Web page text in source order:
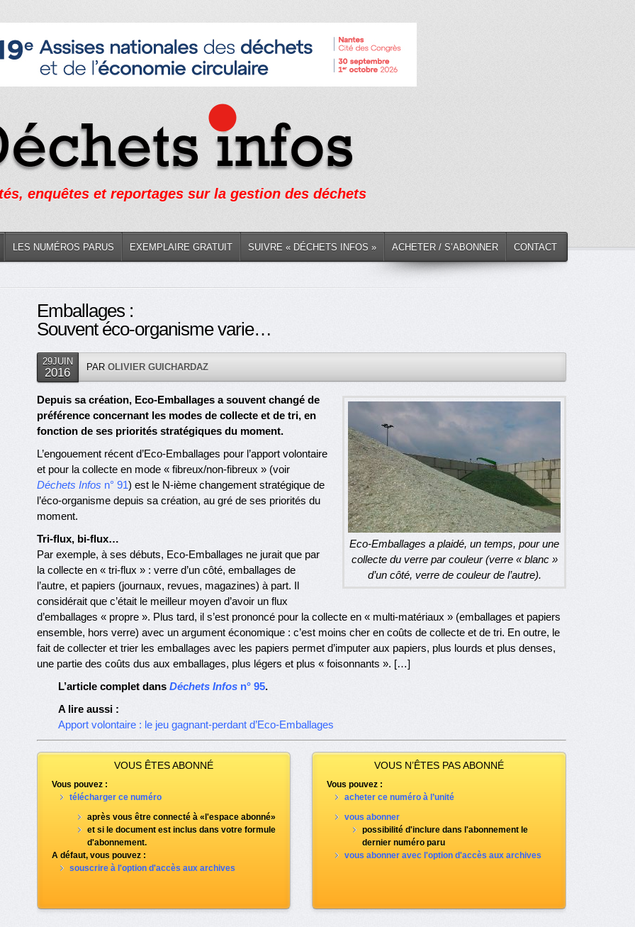
enquêtes et reportages sur la gestion des déchets
LES NUMÉROS PARUS EXEMPLAIRE GRATUIT SUIVRE « DÉCHETS INFOS » ACHETER / S’ABONNER CONTACT
Emballages :
Souvent éco-organisme varie…
29JUIN
2016 PAR OLIVIER GUICHARDAZ
Eco-Emballages a plaidé, un temps, pour une
collecte du verre par couleur (verre « blanc »
d’un côté, verre de couleur de l’autre).
Depuis sa création, Eco-Emballages a souvent changé de
préférence concernant les modes de collecte et de tri, en
fonction de ses priorités stratégiques du moment.
L’engouement récent d’Eco-Emballages pour l’apport volontaire
et pour la collecte en mode « fibreux/non-fibreux » (voir
Déchets Infos n° 91) est le N-ième changement stratégique de
l’éco-organisme depuis sa création, au gré de ses priorités du
moment.
Tri-flux, bi-flux…
Par exemple, à ses débuts, Eco-Emballages ne jurait que par
la collecte en « tri-flux » : verre d’un côté, emballages de
l’autre, et papiers (journaux, revues, magazines) à part. Il
considérait que c’était le meilleur moyen d’avoir un flux
d’emballages « propre ». Plus tard, il s’est prononcé pour la collecte en « multi-matériaux » (emballages et papiers
ensemble, hors verre) avec un argument économique : c’est moins cher en coûts de collecte et de tri. En outre, le
fait de collecter et trier les emballages avec les papiers permet d’imputer aux papiers, plus lourds et plus denses,
une partie des coûts dus aux emballages, plus légers et plus « foisonnants ». […]
L’article complet dans Déchets Infosn° 95.
A lire aussi :
Apport volontaire : le jeu gagnant-perdant d’Eco-Emballages
VOUS ÊTES ABONNÉ
Vous pouvez :
télécharger ce numéro
après vous être connecté à «l'espace abonné»
et si le document est inclus dans votre formule
d'abonnement.
A défaut, vous pouvez :
souscrire à l'option d'accès aux archives
VOUS N’ÊTES PAS ABONNÉ
Vous pouvez :
acheter ce numéro à l’unité
vous abonner
possibilité d'inclure dans l'abonnement le
dernier numéro paru
vous abonner avec l'option d'accès aux archives